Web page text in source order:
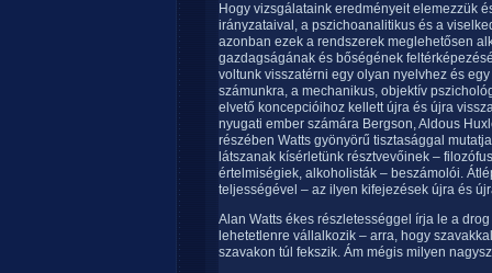
Hogy vizsgálataink eredményeit elemezzük
irányzataival, a pszichoanalitikus és a
azonban ezek a rendszerek meglehetősen
gazdagságának és bőségének
voltunk visszatérni egy olyan nyelvhez és
számunkra, a mechanikus, objektív
elvető koncepcióihoz kellett újra és újra
nyugati ember számára Bergson, Aldous
részében Watts gyönyörű tisztasággal
látszanak kísérletünk résztvevőinek –
értelmiségiek, alkoholisták – beszámolói.
teljességével – az ilyen kifejezések újra és
Alan Watts ékes részletességgel írja le a
lehetetlenre vállalkozik – arra, hogy
szavakon túl fekszik. Ám mégis milyen